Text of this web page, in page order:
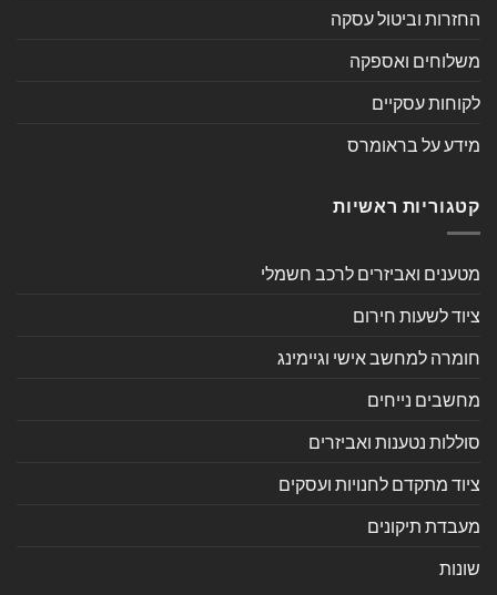
החזרות וביטול עסקה
משלוחים ואספקה
לקוחות עסקיים
מידע על בראומרס
קטגוריות ראשיות
מטענים ואביזרים לרכב חשמלי
ציוד לשעות חירום
חומרה למחשב אישי וגיימינג
מחשבים נייחים
סוללות נטענות ואביזרים
ציוד מתקדם לחנויות ועסקים
מעבדת תיקונים
שונות